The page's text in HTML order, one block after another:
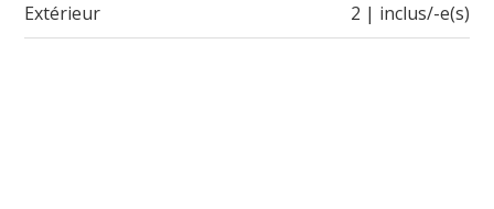
Extérieur 2 | inclus/-e(s)